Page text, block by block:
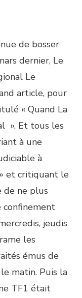
de bosser
dernier, Le
Le
article, pour
« Quand La
». Et tous les
à une
à
et critiquant le
de ne plus
jeudis
les
émus de
matin. Puis la
TF1 était